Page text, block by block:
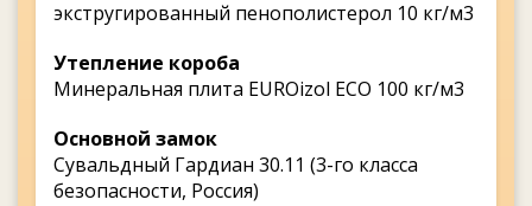
экстругированный пенополистерол 10 кг/м3
Утепление короба
Минеральная плита EUROizol ECO 100 кг/м3
Основной замок
Сувальдный Гардиан 30.11 (3-го класса
безопасности, Россия)